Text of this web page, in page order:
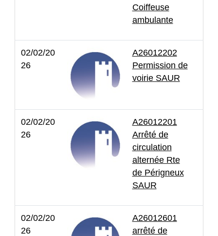
Coiffeuse
ambulante
02/02/20
26
A26012202
Permission de
voirie SAUR
02/02/20
26
A26012201
Arrêté de
circulation
alternée Rte
de Périgneux
SAUR
02/02/20
26
A26012601
arrêté de